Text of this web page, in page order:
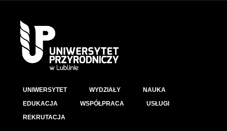
UNIWERSYTET WYDZIAŁY
NAUKA
EDUKACJA
WSPÓŁPRACA
USŁUGI
REKRUTACJA